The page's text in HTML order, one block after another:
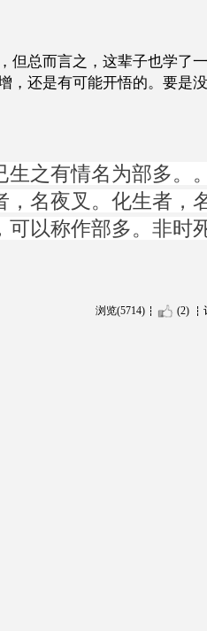
但总而言之，这辈子也学了
，还是有可能开悟的。要是
生之有情名为部多。
名夜叉。化生者，
可以称作部多。非时
浏览(5714) (2)